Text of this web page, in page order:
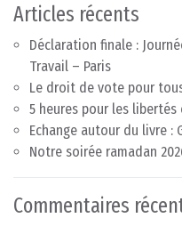
Articles récents
Déclaration finale :
Travail – Paris
Le droit de vote pour
5 heures pour les
Echange autour du livre :
Notre soirée ramadan
Commentaires